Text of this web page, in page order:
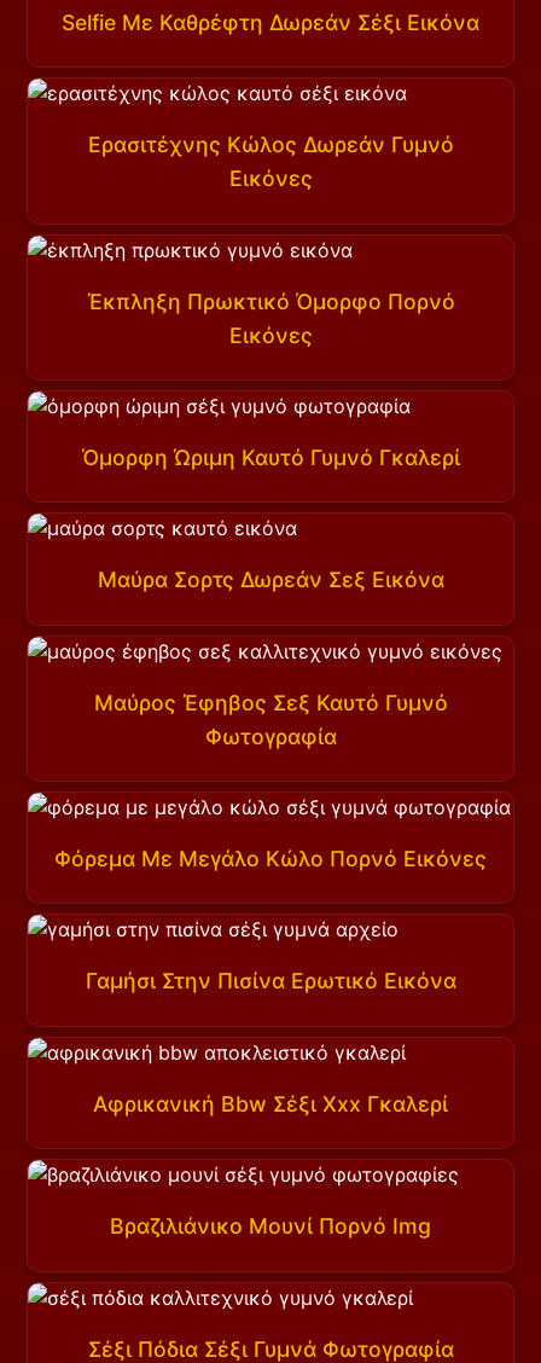
Selfie Με Καθρέφτη Δωρεάν Σέξι Εικόνα
Ερασιτέχνης Κώλος Δωρεάν Γυμνό
Εικόνες
Έκπληξη Πρωκτικό Όμορφο Πορνό
Εικόνες
Όμορφη Ώριμη Καυτό Γυμνό Γκαλερί
Μαύρα Σορτς Δωρεάν Σεξ Εικόνα
Μαύρος Έφηβος Σεξ Καυτό Γυμνό
Φωτογραφία
Φόρεμα Με Μεγάλο Κώλο Πορνό Εικόνες
Γαμήσι Στην Πισίνα Ερωτικό Εικόνα
Αφρικανική Bbw Σέξι Xxx Γκαλερί
Βραζιλιάνικο Μουνί Πορνό Img
Σέξι Πόδια Σέξι Γυμνά Φωτογραφία